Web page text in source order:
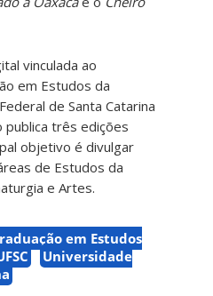
vinculada ao
em Estudos da
de Santa Catarina
publica três edições
objetivo é divulgar
de Estudos da
e Artes.
em Estudos
Universidade